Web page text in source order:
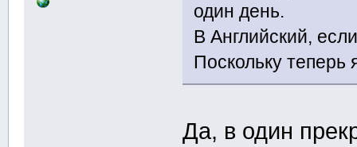
один день.
В Английский,
Поскольку теперь
Да, в один